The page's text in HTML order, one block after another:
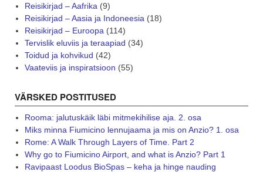
Reisikirjad – Aafrika (9)
Reisikirjad – Aasia ja Indoneesia (18)
Reisikirjad – Euroopa (114)
Tervislik eluviis ja teraapiad (34)
Toidud ja kohvikud (42)
Vaateviis ja inspiratsioon (55)
VÄRSKED POSTITUSED
Rooma: jalutuskäik läbi mitmekihilise aja. 2. osa
Miks minna Fiumicino lennujaama ja mis on Anzio? 1. osa
Rome: A Walk Through Layers of Time. Part 2
Why go to Fiumicino Airport, and what is Anzio? Part 1
Ravipaast Loodus BioSpas – keha ja hinge nauding